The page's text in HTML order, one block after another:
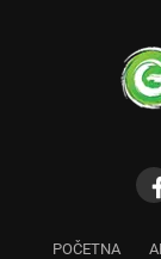
POČETNA